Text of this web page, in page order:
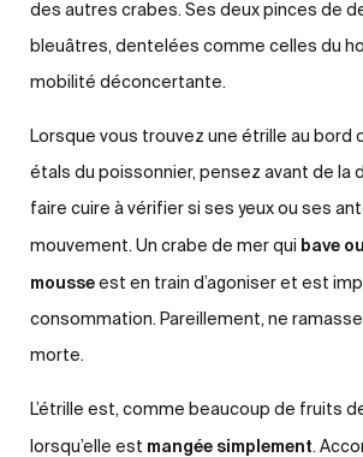
des autres crabes. Ses deux pinces de
bleuâtres, dentelées comme celles du
mobilité déconcertante.
Lorsque vous trouvez une étrille au bord
étals du poissonnier, pensez avant de la
faire cuire à vérifier si ses yeux ou ses
mouvement. Un crabe de mer qui bave
mousse est en train d’agoniser et est
consommation. Pareillement, ne
morte.
L’étrille est, comme beaucoup de fruits
lorsqu’elle est mangée simplement.